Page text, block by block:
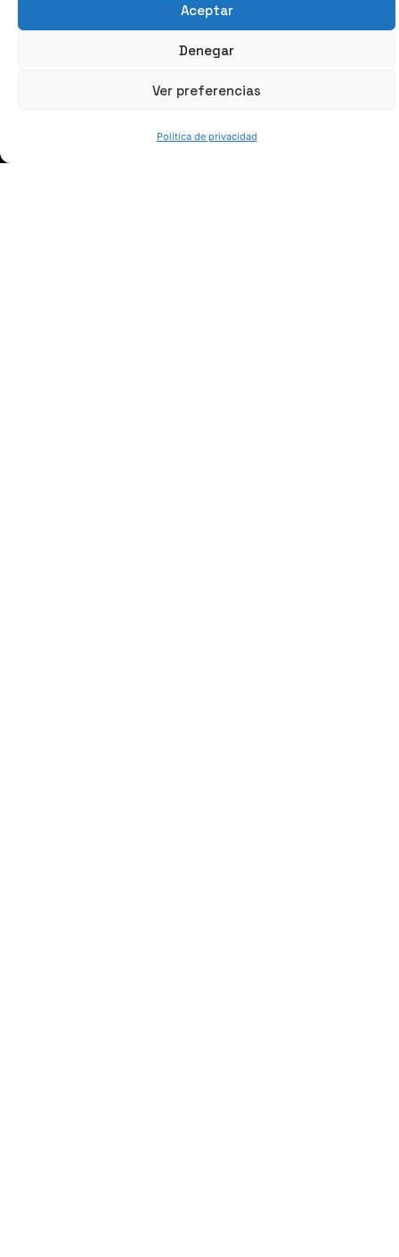
Aceptar
Denegar
Ver preferencias
Política de privacidad